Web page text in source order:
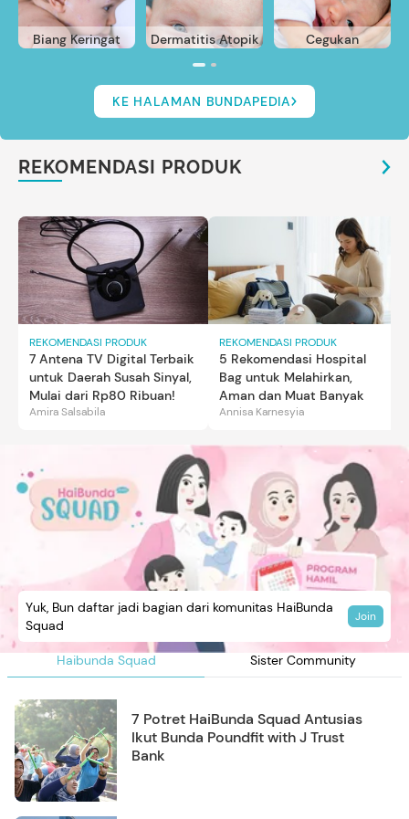
Biang Keringat Dermatitis Atopik Cegukan
KE HALAMAN BUNDAPEDIA
REKOMENDASI PRODUK
REKOMENDASI PRODUK
7 Antena TV Digital Terbaik
untuk Daerah Susah Sinyal,
Mulai dari Rp80 Ribuan!
Amira Salsabila
REKOMENDASI PRODUK
5 Rekomendasi Hospital
Bag untuk Melahirkan,
Aman dan Muat Banyak
Annisa Karnesyia
Haibunda Squad Sister Community
Yuk, Bun daftar jadi bagian dari komunitas HaiBunda
Squad
Join
7 Potret HaiBunda Squad Antusias
Ikut Bunda Poundfit with J Trust
Bank